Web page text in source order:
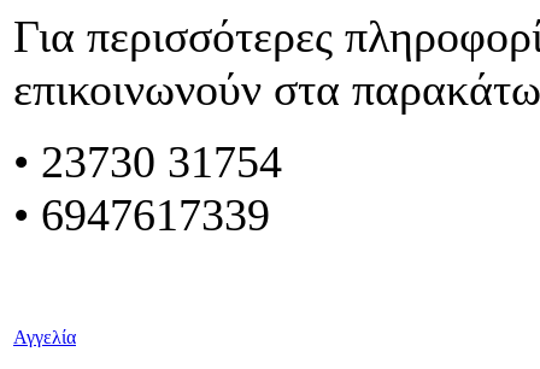
Για περισσότερες
επικοινωνούν στα
• 23730 31754
• 6947617339
Αγγελία